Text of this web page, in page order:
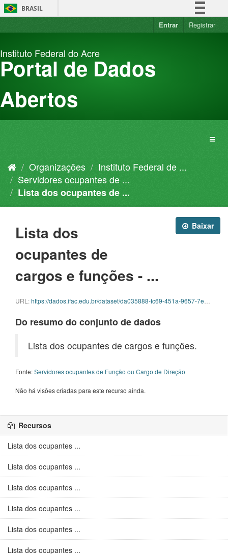
Pular
para
BRASIL
Simplifique!
Acesso à informação
Entrar Registrar
Instituto Federal do Acre
Portal de Dados
Abertos
Organizações
Instituto Federal de ...
Servidores ocupantes de ...
Lista dos ocupantes de ...
Baixar
Lista dos
ocupantes de
cargos e funções - ...
URL:https://dados.ifac.edu.br/dataset/da035888-fc69-451a-9657-7e2581f773ae/resource/e3c7b469-ec8c-4ecb-8202-7dac97740256/download/funcao-novembro.ods
Do resumo do conjunto de dados
Lista dos ocupantes de cargos e funções.
Fonte:Servidores ocupantes de Função ou Cargo de Direção
Não há visões criadas para este recurso ainda.
Recursos
Lista dos ocupantes ...
Lista dos ocupantes ...
Lista dos ocupantes ...
Lista dos ocupantes ...
Lista dos ocupantes ...
Lista dos ocupantes ...